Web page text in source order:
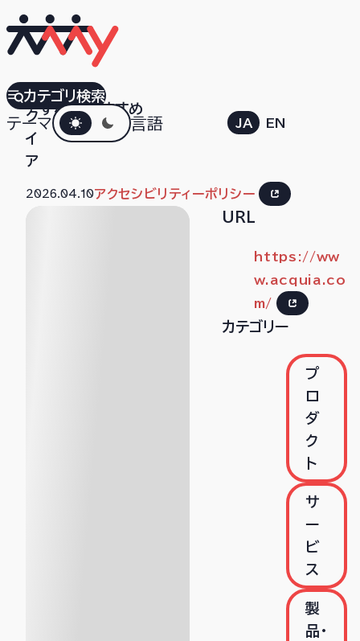
すべておすすめ
テーマダークモード言語 JA EN
カテゴリ検索
ア
ク
イ
ア
2026.04.10アクセシビリティーポリシー
URL
https://ww
w.acquia.co
m/
カテゴリー
プ
ロ
ダ
ク
ト
サ
ー
ビ
ス
製
品・